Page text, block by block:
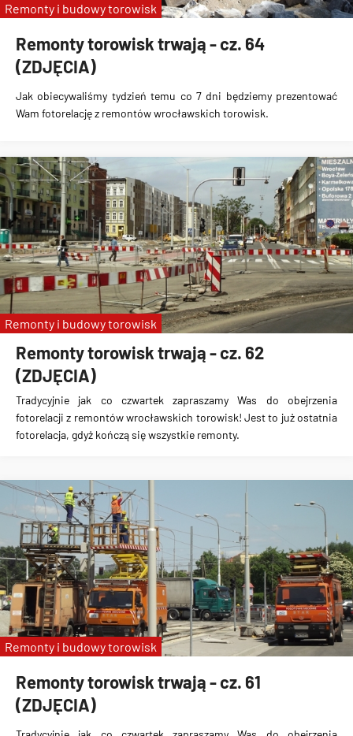
Remonty torowisk trwają - cz. 64
(ZDJĘCIA)
Jak obiecywaliśmy tydzień temu co 7 dni będziemy prezentować
Wam fotorelację z remontów wrocławskich torowisk.
Remonty i budowy torowisk
Remonty torowisk trwają - cz. 62
(ZDJĘCIA)
Tradycyjnie jak co czwartek zapraszamy Was do obejrzenia
fotorelacji z remontów wrocławskich torowisk! Jest to już ostatnia
fotorelacja, gdyż kończą się wszystkie remonty.
Remonty i budowy torowisk
Remonty torowisk trwają - cz. 61
(ZDJĘCIA)
Remonty i budowy torowisk